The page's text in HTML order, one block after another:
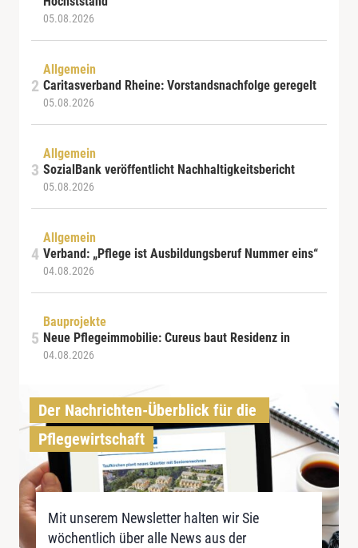
05.08.2026
Allgemein
Caritasverband Rheine: Vorstandsnachfolge geregelt
05.08.2026
Allgemein
SozialBank veröffentlicht Nachhaltigkeitsbericht
05.08.2026
Allgemein
Verband: „Pflege ist Ausbildungsberuf Nummer eins“
04.08.2026
Bauprojekte
Neue Pflegeimmobilie: Cureus baut Residenz in
04.08.2026
Der Nachrichten-Überblick für die
Pflegewirtschaft
Mit unserem Newsletter halten wir Sie
wöchentlich über alle News aus der